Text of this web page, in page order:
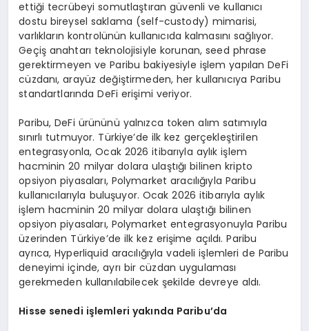
ettiği tecrübeyi somutlaştıran güvenli ve kullanıcı
dostu bireysel saklama (self-custody) mimarisi,
varlıkların kontrolünün kullanıcıda kalmasını sağlıyor.
Geçiş anahtarı teknolojisiyle korunan, seed phrase
gerektirmeyen ve Paribu bakiyesiyle işlem yapılan DeFi
cüzdanı, arayüz değiştirmeden, her kullanıcıya Paribu
standartlarında DeFi erişimi veriyor.
Paribu, DeFi ürününü yalnızca token alım satımıyla
sınırlı tutmuyor. Türkiye’de ilk kez gerçekleştirilen
entegrasyonla, Ocak 2026 itibarıyla aylık işlem
hacminin 20 milyar dolara ulaştığı bilinen kripto
opsiyon piyasaları, Polymarket aracılığıyla Paribu
kullanıcılarıyla buluşuyor. Ocak 2026 itibarıyla aylık
işlem hacminin 20 milyar dolara ulaştığı bilinen
opsiyon piyasaları, Polymarket entegrasyonuyla Paribu
üzerinden Türkiye’de ilk kez erişime açıldı. Paribu
ayrıca, Hyperliquid aracılığıyla vadeli işlemleri de Paribu
deneyimi içinde, ayrı bir cüzdan uygulaması
gerekmeden kullanılabilecek şekilde devreye aldı.
Hisse senedi işlemleri yakında Paribu’da